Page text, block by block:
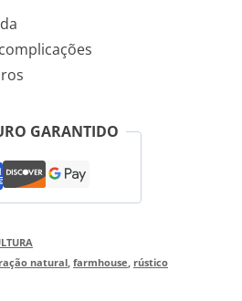
GARANTIDO
natural, farmhouse, rústico